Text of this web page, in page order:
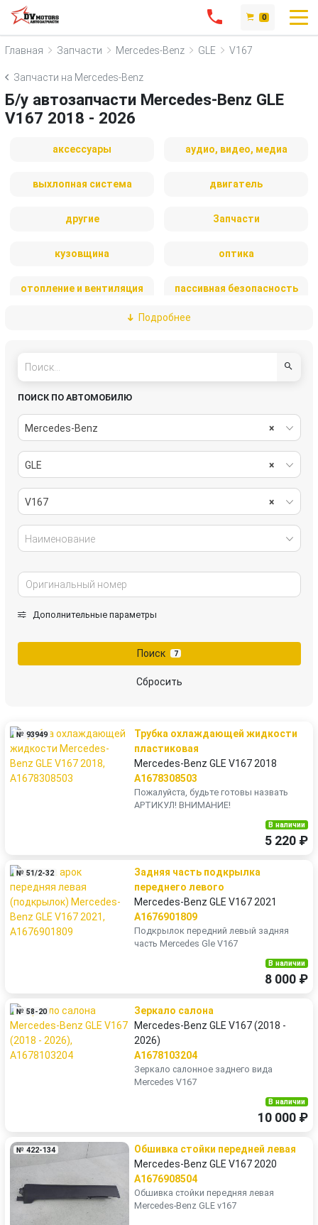
0
Главная Запчасти Mercedes-Benz GLE V167
Запчасти на Mercedes-Benz
Б/у автозапчасти Mercedes-Benz GLE
V167 2018 - 2026
аксессуары аудио, видео, медиа
выхлопная система двигатель
другие Запчасти
кузовщина оптика
отопление и вентиляция пассивная безопасность
рулевое управление
системы комфорта
стеклоочистители топливная система
тормозная система
Подробнее
ПОИСК ПО АВТОМОБИЛЮ
×
Mercedes-Benz
×
GLE
×
V167
Наименование
Дополнительные параметры
Поиск 7
Сбросить
№ 93949
Трубка охлаждающей жидкости
пластиковая
Mercedes-Benz GLE V167 2018
A1678308503
Пожалуйста, будьте готовы назвать
АРТИКУЛ! ВНИМАНИЕ!
В наличии
5 220 ₽
№ 51/2-32
Задняя часть подкрылка
переднего левого
Mercedes-Benz GLE V167 2021
A1676901809
Подкрылок передний левый задняя
часть Mercedes Gle V167
В наличии
8 000 ₽
№ 58-20
Зеркало салона
Mercedes-Benz GLE V167 (2018 -
2026)
A1678103204
Зеркало салонное заднего вида
Mercedes V167
В наличии
10 000 ₽
№ 422-134
Обшивка стойки передней левая
Mercedes-Benz GLE V167 2020
A1676908504
Обшивка стойки передняя левая
Mercedes-Benz GLE v167